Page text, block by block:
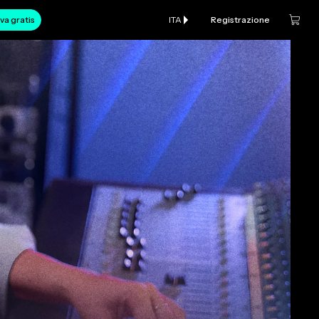
gratis ITA Registrazione